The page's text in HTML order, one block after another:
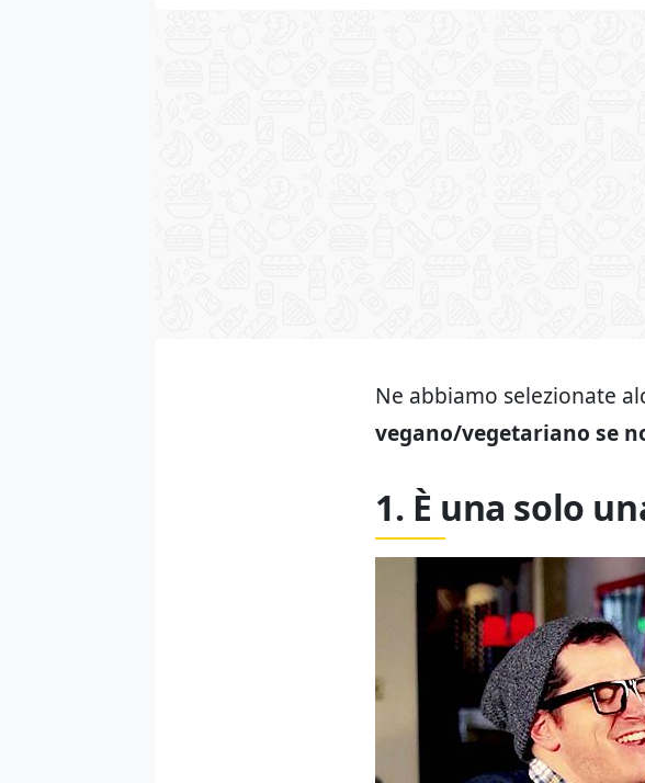
Ne abbiamo selezionate
vegano/vegetariano se
1. È una solo